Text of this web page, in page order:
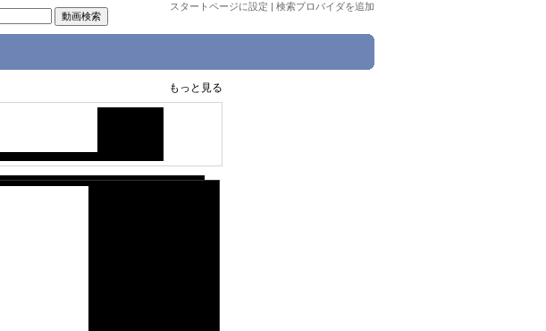
スタートページに設定 | 検索プロバイダを追加
もっと見る